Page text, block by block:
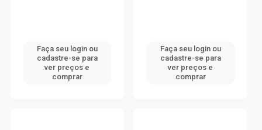
Faça seu login ou
cadastre-se para
ver preços e
comprar
Faça seu login ou
cadastre-se para
ver preços e
comprar